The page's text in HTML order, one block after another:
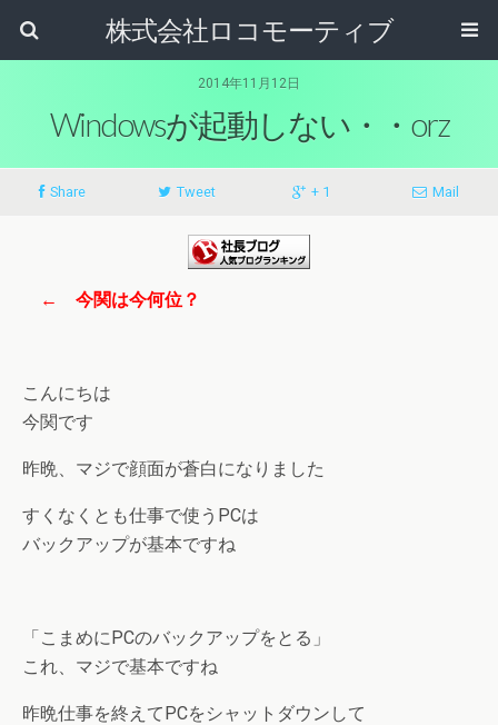
株式会社ロコモーティブ
2014年11月12日
Windowsが起動しない・・orz
Share Tweet + 1 Mail
← 今関は今何位？
こんにちは
今関です
昨晩、マジで顔面が蒼白になりました
すくなくとも仕事で使うPCは
バックアップが基本ですね
「こまめにPCのバックアップをとる」
これ、マジで基本ですね
昨晩仕事を終えてPCをシャットダウンして